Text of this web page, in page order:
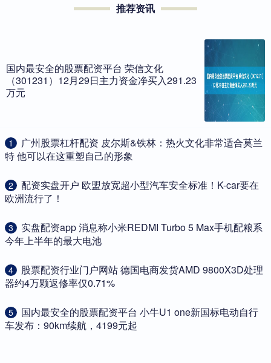
推荐资讯
国内最安全的股票配资平台 荣信文化
（301231）12月29日主力资金净买入291.23
万元
1
​广州股票杠杆配资 皮尔斯&铁林：热火文化非常适合莫兰
特 他可以在这重塑自己的形象
2
​配资实盘开户 欧盟放宽超小型汽车安全标准！K-car要在
欧洲流行了！
3
​实盘配资app 消息称小米REDMI Turbo 5 Max手机配粮系
今年上半年的最大电池
4
​股票配资行业门户网站 德国电商发货AMD 9800X3D处理
器约4万颗返修率仅0.71%
5
​国内最安全的股票配资平台 小牛U1 one新国标电动自行
车发布：90km续航，4199元起